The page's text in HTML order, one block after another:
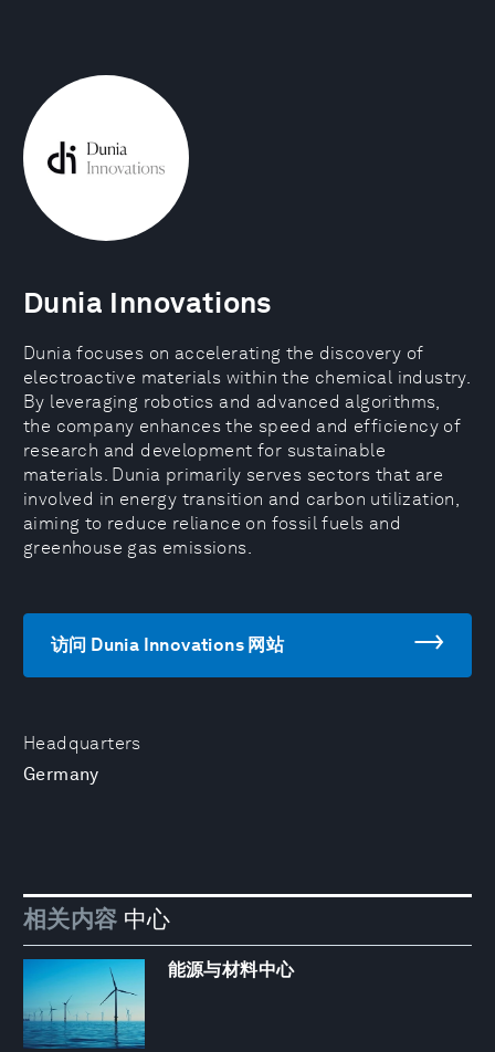
Headquarters
Germany
Dunia Innovations
Dunia focuses on accelerating the discovery of
electroactive materials within the chemical industry.
By leveraging robotics and advanced algorithms,
the company enhances the speed and efficiency of
research and development for sustainable
materials. Dunia primarily serves sectors that are
involved in energy transition and carbon utilization,
aiming to reduce reliance on fossil fuels and
greenhouse gas emissions.
访问 Dunia Innovations 网站
相关内容 中心
能源与材料中心